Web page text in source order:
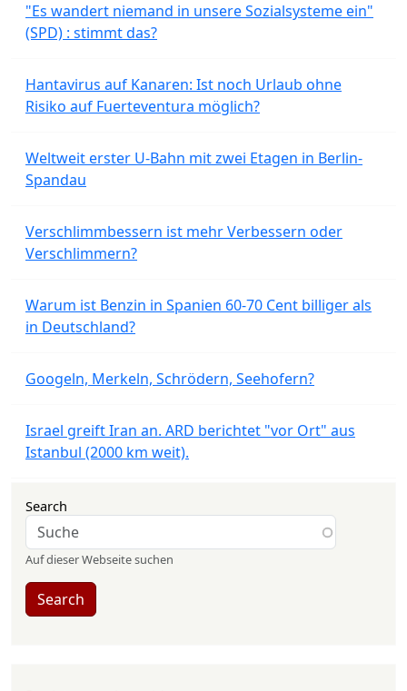
"Es wandert niemand in unsere Sozialsysteme ein"
(SPD) : stimmt das?
Hantavirus auf Kanaren: Ist noch Urlaub ohne
Risiko auf Fuerteventura möglich?
Weltweit erster U-Bahn mit zwei Etagen in Berlin-
Spandau
Verschlimmbessern ist mehr Verbessern oder
Verschlimmern?
Warum ist Benzin in Spanien 60-70 Cent billiger als
in Deutschland?
Googeln, Merkeln, Schrödern, Seehofern?
Israel greift Iran an. ARD berichtet "vor Ort" aus
Istanbul (2000 km weit).
Search
Auf dieser Webseite suchen
Search
User account menu